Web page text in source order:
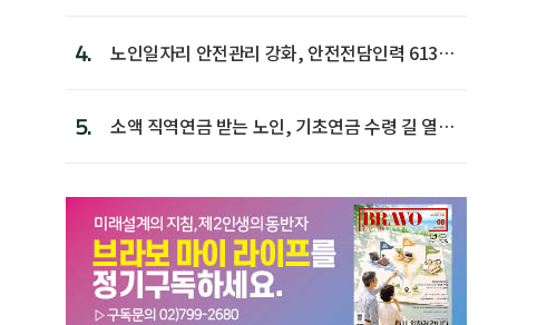
4.
노인일자리 안전관리 강화, 안전전담인력 613명
5.
소액 직역연금 받는 노인, 기초연금 수령 길 열린